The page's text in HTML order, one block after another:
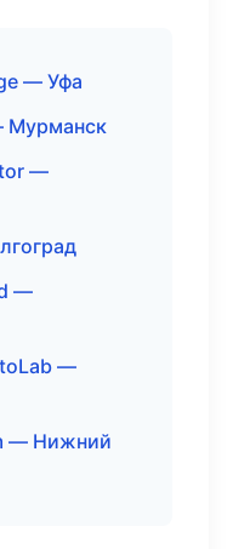
— Уфа
Мурманск
—
—
—
— Нижний